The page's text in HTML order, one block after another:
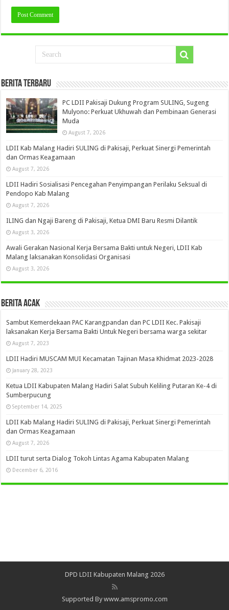
Berita Terbaru
PC LDII Pakisaji Dukung Program SULING, Sugeng
Mulyono: Perkuat Ukhuwah dan Pembinaan Generasi
Muda
August 7, 2026
LDII Kab Malang Hadiri SULING di Pakisaji, Perkuat Sinergi Pemerintah
dan Ormas Keagamaan
August 7, 2026
LDII Hadiri Sosialisasi Pencegahan Penyimpangan Perilaku Seksual di
Pendopo Kab Malang
August 7, 2026
ILING dan Ngaji Bareng di Pakisaji, Ketua DMI Baru Resmi Dilantik
August 3, 2026
Awali Gerakan Nasional Kerja Bersama Bakti untuk Negeri, LDII Kab
Malang laksanakan Konsolidasi Organisasi
August 3, 2026
Berita Acak
Sambut Kemerdekaan PAC Karangpandan dan PC LDII Kec. Pakisaji
laksanakan Kerja Bersama Bakti Untuk Negeri bersama warga sekitar
August 7, 2023
LDII Hadiri MUSCAM MUI Kecamatan Tajinan Masa Khidmat 2023-2028
January 28, 2023
Ketua LDII Kabupaten Malang Hadiri Salat Subuh Keliling Putaran Ke-4 di
Sumberpucung
September 14, 2025
LDII Kab Malang Hadiri SULING di Pakisaji, Perkuat Sinergi Pemerintah
dan Ormas Keagamaan
August 7, 2026
LDII turut serta Dialog Tokoh Lintas Agama Kabupaten Malang
December 6, 2016
DPD LDII Kabupaten Malang 2026
Supported By www.amspromo.com